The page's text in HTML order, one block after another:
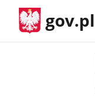
gov.pl